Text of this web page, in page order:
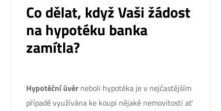
Co dělat, když Vaši žádost
na hypotéku banka
zamítla?
Hypotéční úvěr neboli hypotéka je v nejčastějším
případě využívána ke koupi nějaké nemovitosti ať